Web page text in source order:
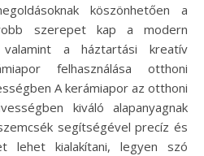
köszönhetően a
szerepet kap a modern
valamint a háztartási kreatív
felhasználása otthoni
A kerámiapor az otthoni
kiváló alapanyagnak
segítségével precíz és
lehet kialakítani, legyen szó